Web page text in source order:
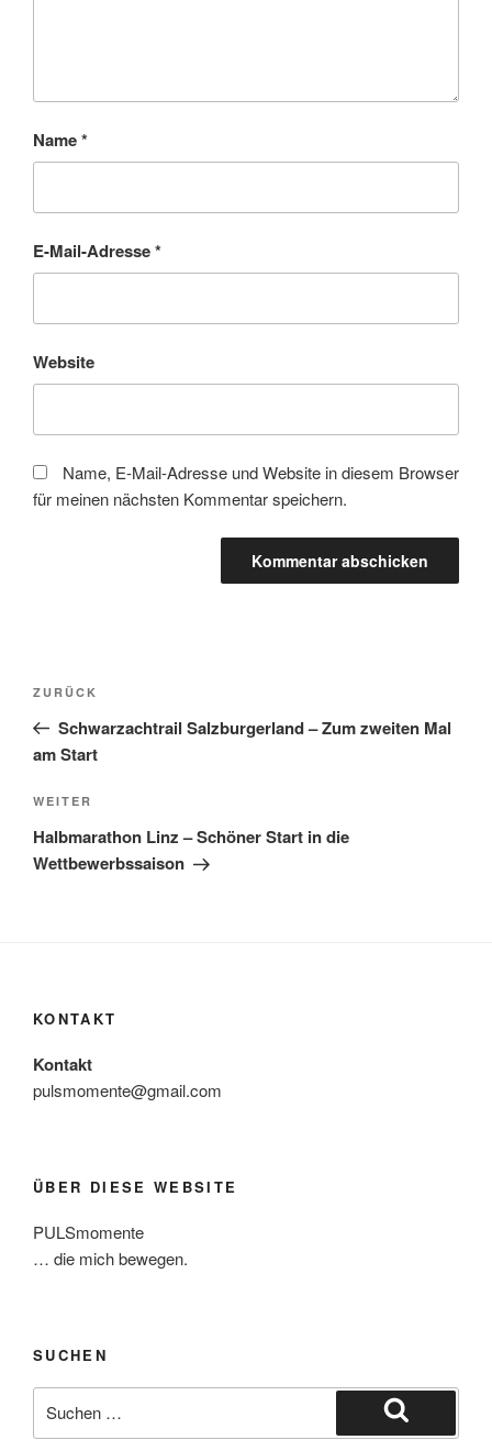
Name*
E-Mail-Adresse*
Website
Name, E-Mail-Adresse und Website in diesem Browser
für meinen nächsten Kommentar speichern.
Beitragsnavigation
Vorheriger
Beitrag
ZURÜCK
Schwarzachtrail Salzburgerland – Zum zweiten Mal
am Start
Nächster
Beitrag
WEITER
Halbmarathon Linz – Schöner Start in die
Wettbewerbssaison
KONTAKT
Kontakt
pulsmomente@gmail.com
ÜBER DIESE WEBSITE
PULSmomente
… die mich bewegen.
SUCHEN
nach:
Suchen